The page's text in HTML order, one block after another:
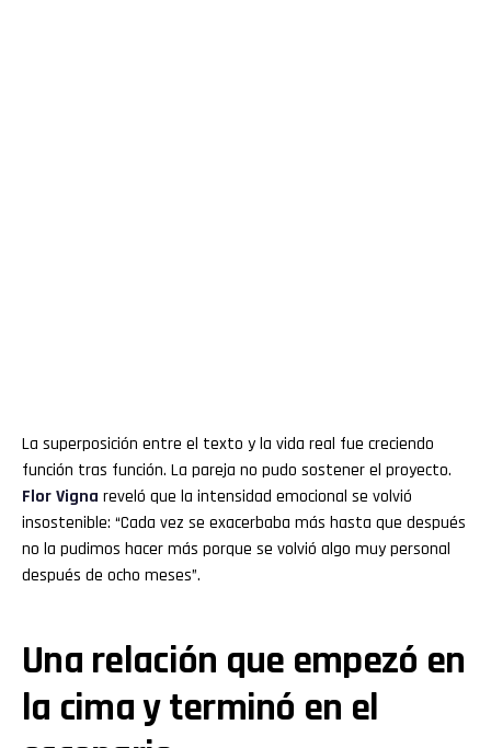
La superposición entre el texto y la vida real fue creciendo
función tras función. La pareja no pudo sostener el proyecto.
FlorVigna reveló que la intensidad emocional se volvió
insostenible: “Cada vez se exacerbaba más hasta que después
no la pudimos hacer más porque se volvió algo muy personal
después de ocho meses”.
Una relación que empezó en
la cima y terminó en el